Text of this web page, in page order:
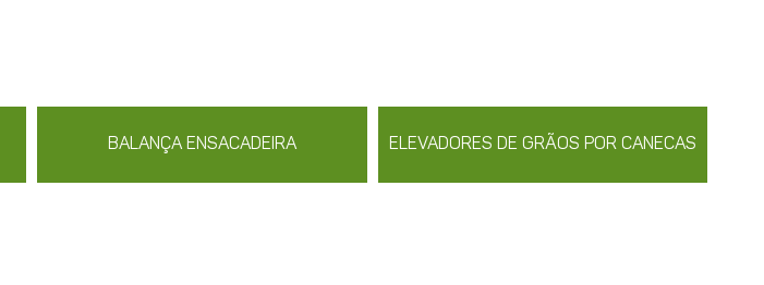
BALANÇA ENSACADEIRA ELEVADORES DE GRÃOS POR CANECAS